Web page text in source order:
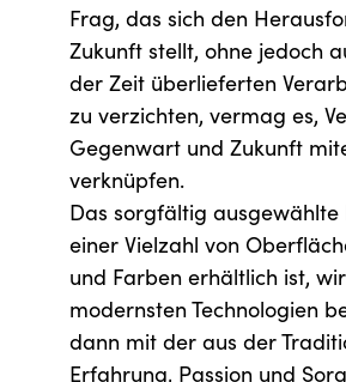
Frag, das sich den
Zukunft stellt, ohne jedoch
der Zeit überlieferten
zu verzichten, vermag es,
Gegenwart und Zukunft
verknüpfen.
Das sorgfältig
einer Vielzahl von
und Farben erhältlich ist,
modernsten Technologien
dann mit der aus der
Erfahrung, Passion und